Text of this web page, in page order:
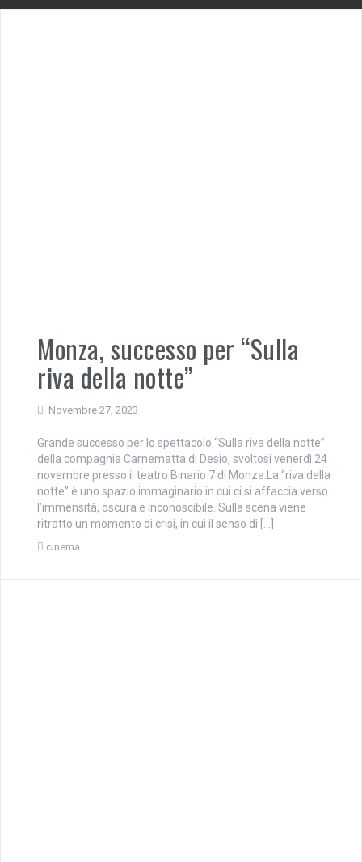
Monza, successo per “Sulla
riva della notte”
Novembre 27, 2023
Grande successo per lo spettacolo “Sulla riva della notte”
della compagnia Carnematta di Desio, svoltosi venerdì 24
novembre presso il teatro Binario 7 di Monza.La “riva della
notte” è uno spazio immaginario in cui ci si affaccia verso
l’immensità, oscura e inconoscibile. Sulla scena viene
ritratto un momento di crisi, in cui il senso di […]
cinema